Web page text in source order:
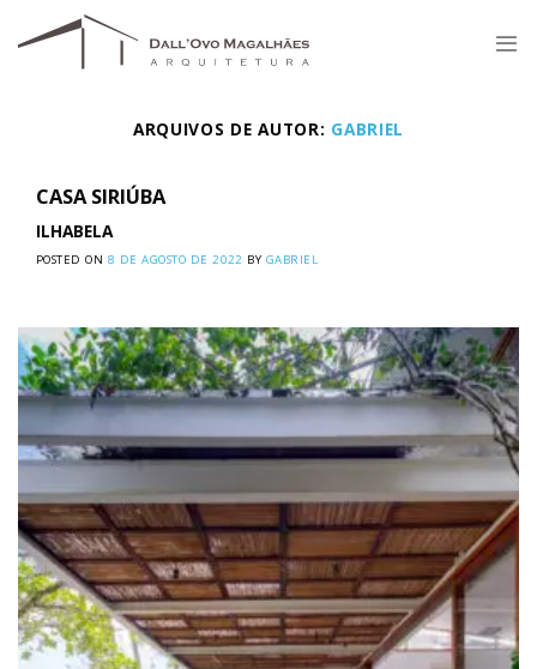
ARQUIVOS DE AUTOR: GABRIEL
CASA SIRIÚBA
ILHABELA
POSTED ON 8 DE AGOSTO DE 2022 BY GABRIEL